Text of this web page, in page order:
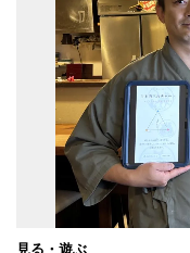
見る・遊ぶ